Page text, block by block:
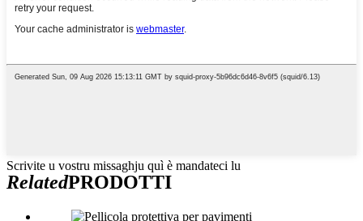
Scrivite u vostru missaghju quì è mandateci lu
RelatedPRODOTTI